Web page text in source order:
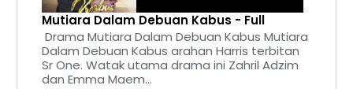
Mutiara Dalam Debuan Kabus - Full
Drama Mutiara Dalam Debuan Kabus Mutiara
Dalam Debuan Kabus arahan Harris terbitan
Sr One. Watak utama drama ini Zahril Adzim
dan Emma Maem...